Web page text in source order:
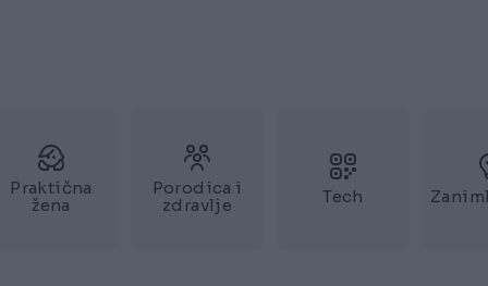
Praktična
žena
Porodica i
zdravlje
Tech